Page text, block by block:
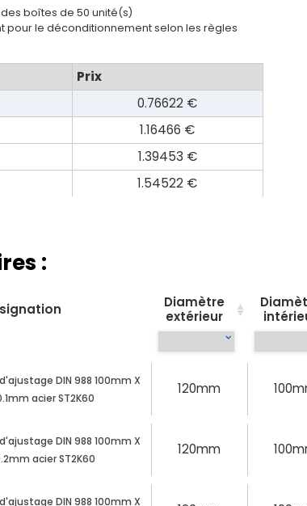
boîtes de 50 unité(s)
pour le déconditionnement selon les règles
Prix
0.76622 €
1.16466 €
1.39453 €
1.54522 €
:
Diamètre
extérieur
DIN 988 100mm X
acier ST2K60
120mm
DIN 988 100mm X
acier ST2K60
120mm
DIN 988 100mm X